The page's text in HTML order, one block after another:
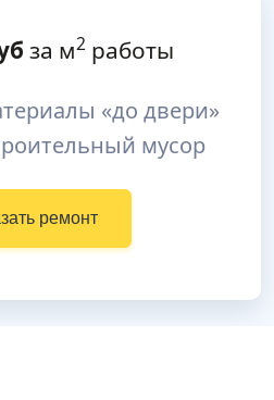
за м2 работы
«до двери»
мусор
ремонт